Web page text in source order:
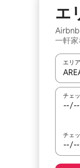
エ
一⁠軒⁠
エリア
検索
チェ
チェ